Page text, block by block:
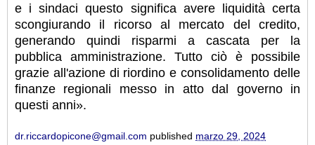
e i sindaci questo significa avere liquidità certa
scongiurando il ricorso al mercato del credito,
generando quindi risparmi a cascata per la
pubblica amministrazione. Tutto ciò è possibile
grazie all'azione di riordino e consolidamento delle
finanze regionali messo in atto dal governo in
questi anni».
dr.riccardopicone@gmail.com published marzo 29, 2024